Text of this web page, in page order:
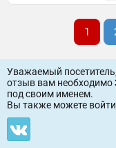
1
Уважаемый
отзыв вам необходимо
под своим именем.
Вы также можете